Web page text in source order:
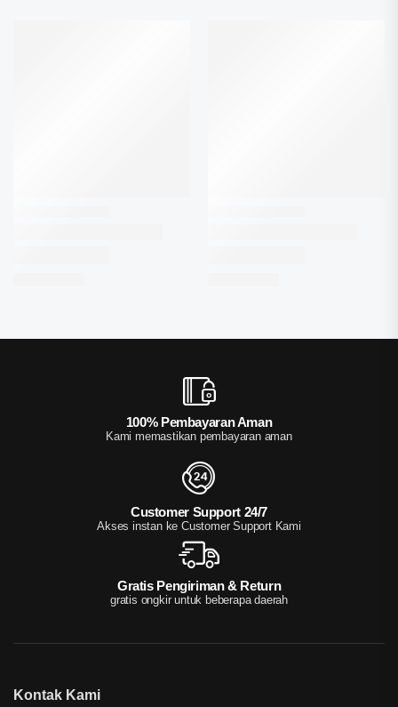
100% Pembayaran Aman
Kami memastikan pembayaran aman
Customer Support 24/7
Akses instan ke Customer Support Kami
Gratis Pengiriman & Return
gratis ongkir untuk beberapa daerah
Kontak Kami